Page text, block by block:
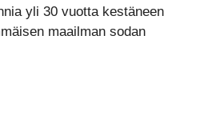
yli 30 vuotta kestäneen
maailman sodan